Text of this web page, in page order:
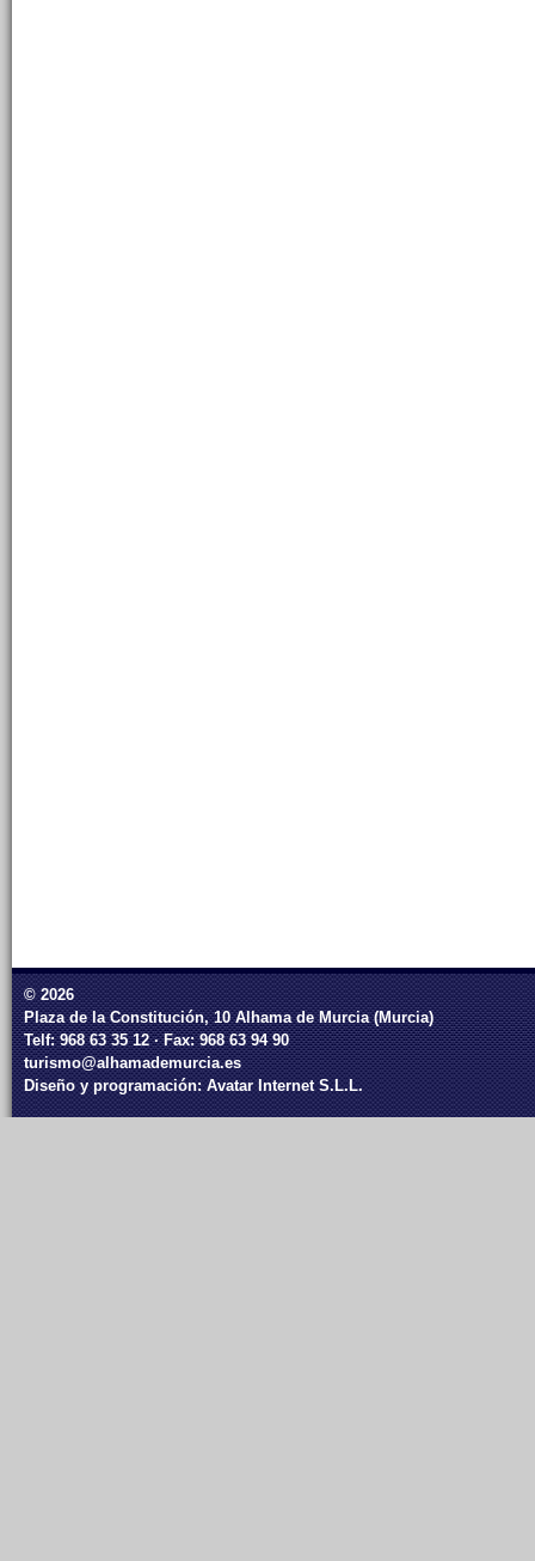
© 2026
Plaza de la Constitución, 10 Alhama de Murcia (Murcia)
Telf: 968 63 35 12 · Fax: 968 63 94 90
turismo@alhamademurcia.es
Diseño y programación:Avatar Internet S.L.L.